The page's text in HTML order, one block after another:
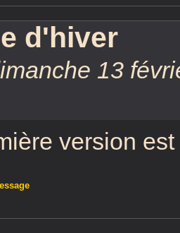
d'hiver
13
version